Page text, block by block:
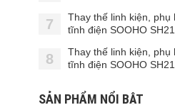
7
Thay thế linh kiện,
tĩnh điện SOOHO
8
Thay thế linh kiện,
tĩnh điện SOOHO
SẢN PHẨM NỔI BẬT